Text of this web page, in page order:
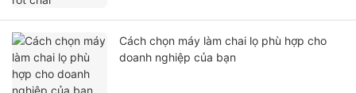
Cách chọn máy làm chai lọ phù hợp cho
doanh nghiệp của bạn